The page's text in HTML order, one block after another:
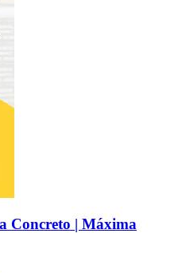
Concreto | Máxima